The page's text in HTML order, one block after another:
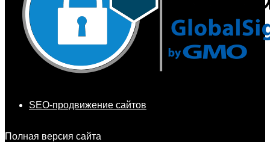
SEO-продвижение сайтов
Полная версия сайта